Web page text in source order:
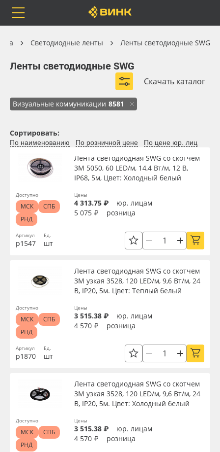
Каталог
Бренды
Доставка
Оплата
Сервис
Компания
Блог
Поставщикам
8 800 550 7888
Москва
Весь каталог
Самоклеящиеся плёнки
Листовые материалы
Чернила
Клей, скотчи и крепёж
Мобильные конструкции и POS-материалы
Профильные системы
Светотехника
Инженерные пластики
Упаковочные материалы
Оборудование и инструмент
Новинки ассортимента
Светодиодные ленты Ленты светодиодные SWG
Ленты светодиодные SWG
Скачать каталог
Визуальные коммуникации 8581
Светодиодные ленты
Ленты светодиодные SWG
Вид
Ширина, мм
Напряжение, В
Цветовая температура, K
Производитель
Сортировать:
По наименованию По розничной цене По цене юр. лиц
Артикул
р1547
Лента светодиодная SWG со скотчем
3М 5050, 60 LED/м, 14,4 Вт/м, 12 В,
IP68, 5м, Цвет: Холодный белый
Ед.
шт
Цены
4 313.75 ₽
юр. лицам
5 075 ₽
розница
Доступно
МСК
СПБ
РНД
Артикул
р1870
Лента светодиодная SWG со скотчем
3М узкая 3528, 120 LED/м, 9,6 Вт/м, 24
В, IP20, 5м. Цвет: Теплый белый
Ед.
шт
Цены
3 515.38 ₽
юр. лицам
4 570 ₽
розница
Доступно
МСК
СПБ
РНД
Лента светодиодная SWG со скотчем
3М узкая 3528, 120 LED/м, 9,6 Вт/м, 24
В, IP20, 5м. Цвет: Холодный белый
Цены
3 515.38 ₽
юр. лицам
4 570 ₽
розница
Доступно
МСК
СПБ
РНД